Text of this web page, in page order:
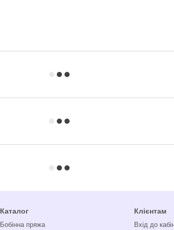
Каталог
Бобінна пряжа
Клієнтам
Вхід до